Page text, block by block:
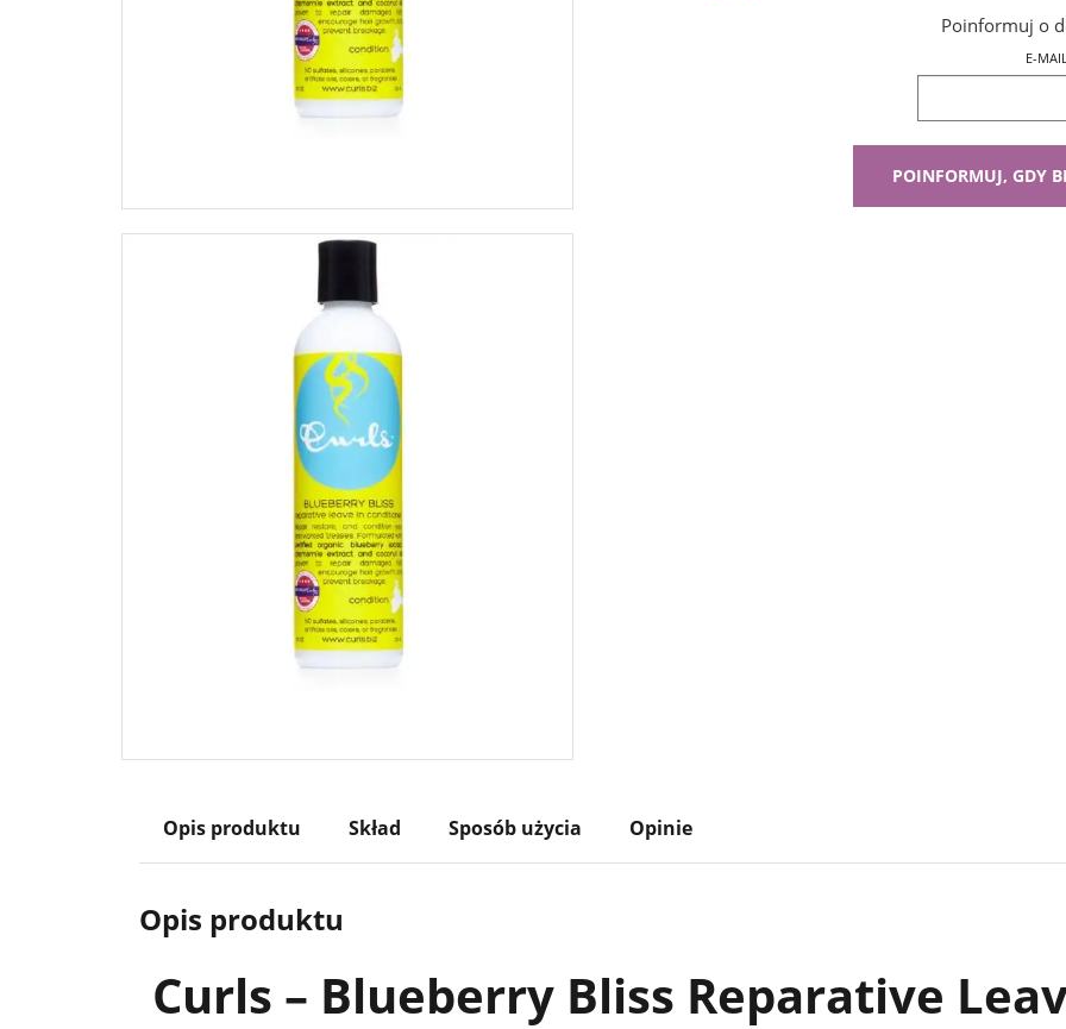
Poinformuj o
E-
Opis produktu Skład Sposób użycia Opinie
Opis produktu
Curls – Blueberry Bliss Reparative